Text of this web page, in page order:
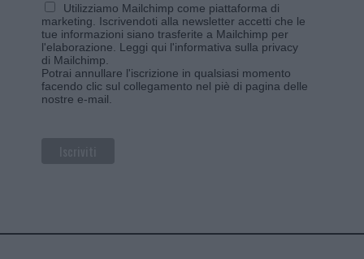
Utilizziamo Mailchimp come piattaforma di
marketing. Iscrivendoti alla newsletter accetti che le
tue informazioni siano trasferite a Mailchimp per
l'elaborazione. Leggi qui l'informativa sulla privacy
di Mailchimp
Potrai annullare l'iscrizione in qualsiasi momento
facendo clic sul collegamento nel piè di pagina delle
nostre e-mail.